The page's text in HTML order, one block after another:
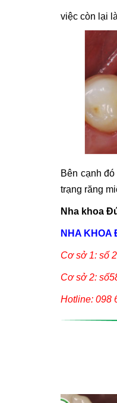
việc còn lại
Bên cạnh
trạng răng
Nha khoa
NHA KHOA
Cơ sở 1: số
Cơ sở 2:
Hotline: 098